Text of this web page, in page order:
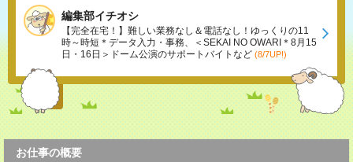
編集部イチオシ
【完全在宅！】難しい業務なし＆電話なし！ゆっくりの11
時～時短＊データ入力・事務、＜SEKAI NO OWARI＊8月15
日・16日＞ドーム公演のサポートバイトなど (8/7UP!)
お仕事の概要